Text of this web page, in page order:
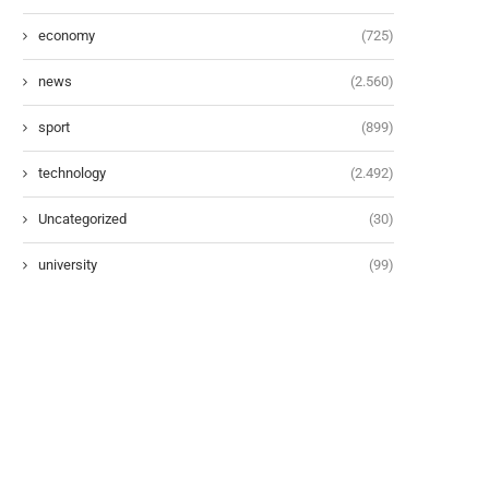
economy (725)
news (2.560)
sport (899)
technology (2.492)
Uncategorized (30)
university (99)